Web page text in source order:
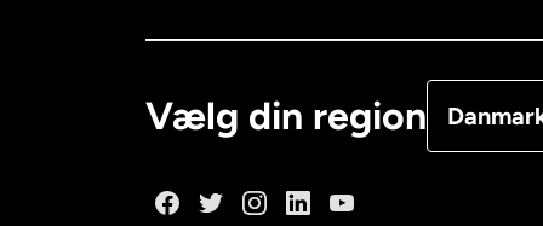
Vælg din region